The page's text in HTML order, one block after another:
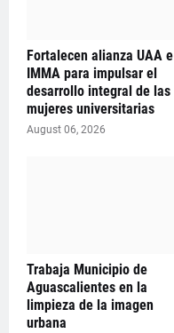
Fortalecen alianza UAA e
IMMA para impulsar el
desarrollo integral de las
mujeres universitarias
August 06, 2026
Trabaja Municipio de
Aguascalientes en la
limpieza de la imagen
urbana